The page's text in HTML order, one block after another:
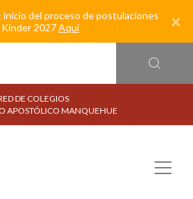
inicio del proceso de postulaciones
2027Aquí ×
DE COLEGIOS
APOSTÓLICO MANQUEHUE